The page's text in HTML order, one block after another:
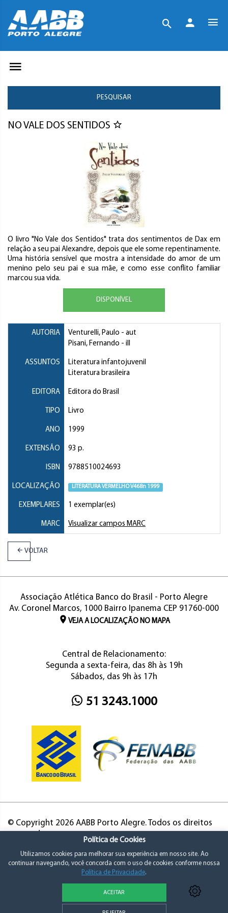
PESQUISAR
NO VALE DOS SENTIDOS
O livro "No Vale dos Sentidos" trata dos sentimentos de Dax em
relação a seu pai Alexandre, depois que ele some repentinamente.
Uma história sensível que mostra a intensidade do amor de um
menino pelo seu pai e sua mãe, e como esse conflito familiar
marcou sua vida.
DISPONÍVEL
AUTORIA Venturelli, Paulo - aut
Pisani, Fernando - ill
ASSUNTOS
Literatura infantojuvenil
Literatura brasileira
EDITORA Editora do Brasil
TIPO Livro
ANO 1999
EXTENSÃO 93 p.
ISBN 9788510024693
LOCALIZAÇÃO LITERATURA VERMELHO V468n 1999
EXEMPLARES 1 exemplar(es)
MARC Visualizar campos MARC
VOLTAR
Associação Atlética Banco do Brasil - Porto Alegre
Av. Coronel Marcos, 1000 Bairro Ipanema CEP 91760-000
VEJA A LOCALIZAÇÃO NO MAPA
Central de Relacionamento:
Segunda a sexta-feira, das 8h às 19h
Sábados, das 9h às 17h
51 3243.1000
© Copyright 2026 AABB Porto Alegre. Todos os direitos
Política de Privacidade e Consentimento
Política de Cookies
Utilizamos cookies para melhorar sua experiência em nosso site. Ao
continuar navegando, você concorda com o uso de cookies conforme nossa
Política de Privacidade.
ACEITAR